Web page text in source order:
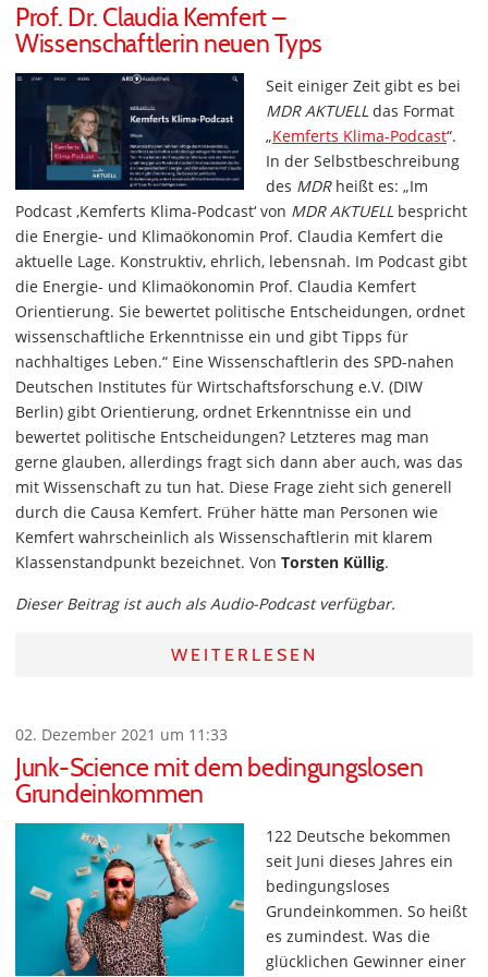
Prof. Dr. Claudia Kemfert –
Wissenschaftlerin neuen Typs
Seit einiger Zeit gibt es bei
MDR AKTUELL das Format
„Kemferts Klima-Podcast“.
In der Selbstbeschreibung
des MDRheißt es: „Im
Podcast ‚Kemferts Klima-Podcast‘ von MDR AKTUELL bespricht
die Energie- und Klimaökonomin Prof. Claudia Kemfert die
aktuelle Lage. Konstruktiv, ehrlich, lebensnah. Im Podcast gibt
die Energie- und Klimaökonomin Prof. Claudia Kemfert
Orientierung. Sie bewertet politische Entscheidungen, ordnet
wissenschaftliche Erkenntnisse ein und gibt Tipps für
nachhaltiges Leben.“ Eine Wissenschaftlerin des SPD-nahen
Deutschen Institutes für Wirtschaftsforschung e.V. (DIW
Berlin) gibt Orientierung, ordnet Erkenntnisse ein und
bewertet politische Entscheidungen? Letzteres mag man
gerne glauben, allerdings fragt sich dann aber auch, was das
mit Wissenschaft zu tun hat. Diese Frage zieht sich generell
durch die Causa Kemfert. Früher hätte man Personen wie
Kemfert wahrscheinlich als Wissenschaftlerin mit klarem
Klassenstandpunkt bezeichnet. Von Torsten Küllig.
Dieser Beitrag ist auch als Audio-Podcast verfügbar.
WEITERLESEN
02. Dezember 2021 um 11:33
Junk-Science mit dem bedingungslosen
Grundeinkommen
122 Deutsche bekommen
seit Juni dieses Jahres ein
bedingungsloses
Grundeinkommen. So heißt
es zumindest. Was die
glücklichen Gewinner einer